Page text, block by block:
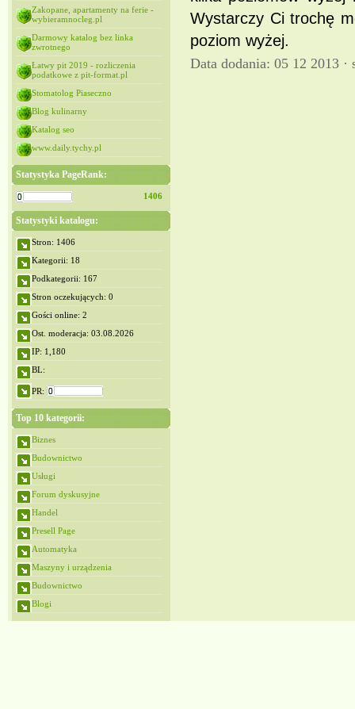
Zakopane, apartamenty na ferie -
wybieramnocleg.pl
Darmowy katalog bez linka
zwrotnego
Łatwy pit 2019 - rozliczenia
podatkowe z pit-format.pl
Stomatolog Piaseczno
Blog kulinarny
Katalog seo
www.daily.tychy.pl
Statystyka PageRank:
1406
Statystyki katalogu:
Stron: 1406
Kategorii: 18
Podkategorii: 167
Stron oczekujących: 0
Gości online: 2
Ost. moderacja: 03.08.2026
IP: 1,180
BL:
PR:
Top 10 kategorii:
Biznes
Budownictwo
Usługi
Forum dyskusyjne
Handel
Presell Page
Automatyka
Maszyny i urządzenia
Budownictwo
Blogi
Wystarczy Ci trochę
poziom wyżej.
Data dodania: 05 12 2013 ·